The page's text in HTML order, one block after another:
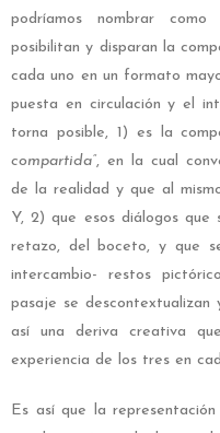
podríamos nombrar como
posibilitan y disparan la
cada uno en un formato
puesta en circulación y el
torna posible, 1) es la
compartida”, en la cual
de la realidad y que al
Y, 2) que esos diálogos que
retazo, del boceto, y que
intercambio- restos
pasaje se descontextualizan
así una deriva creativa
experiencia de los tres en
Es así que la